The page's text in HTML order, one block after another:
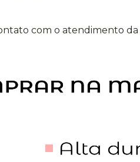
com o atendimento